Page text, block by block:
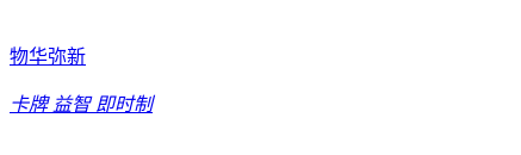
物华弥新
卡牌 益智 即时制